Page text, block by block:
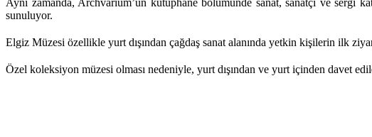
Aynı zamanda, Archvarium’un kütüphane bölümünde sanat, sanatçı ve sergi
sunuluyor.
Elgiz Müzesi özellikle yurt dışından çağdaş sanat alanında yetkin kişilerin ilk
Özel koleksiyon müzesi olması nedeniyle, yurt dışından ve yurt içinden davet